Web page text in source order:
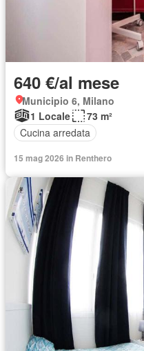
640 €/al mese
Municipio 6, Milano
1 Locale
73 m²
Cucina arredata
15 mag 2026 in Renthero